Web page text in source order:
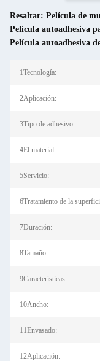
Resaltar: Película de
Película autoadhesiva
Película autoadhesiva
1Tecnología:
2Aplicación:
3Tipo de adhesivo:
4El material:
5Servicio:
6Tratamiento de la
7Duración:
8Tamaño:
9Características:
10Ancho:
11Envasado:
12Aplicación: